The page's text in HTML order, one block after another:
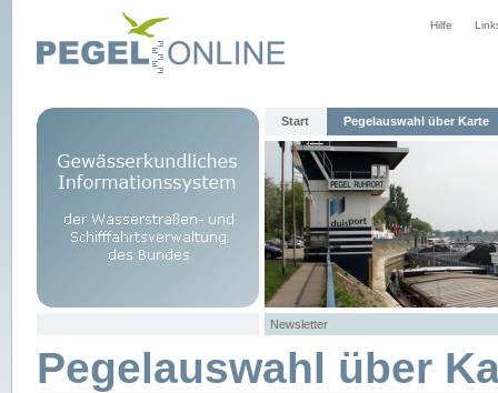
Hilfe
Start Pegelauswahl über Karte
Newsletter
Pegelauswahl über